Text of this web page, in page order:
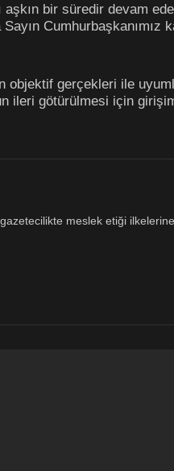
aşkın bir süredir devam
Cumhurbaşkanımız
gerçekleri ile
ileri götürülmesi için
meslek etiği ilkelerine